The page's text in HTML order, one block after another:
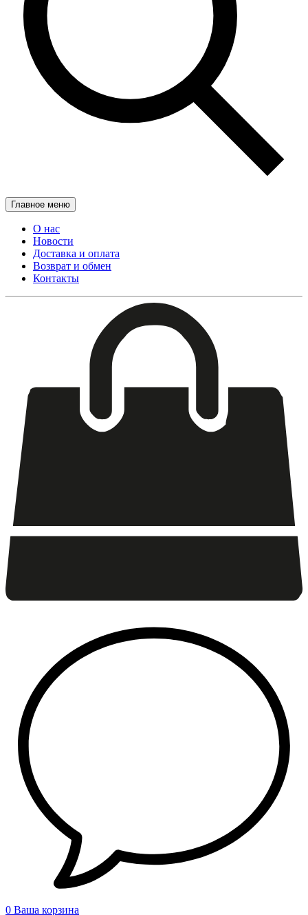
Главное меню
О нас
Новости
Доставка и оплата
Возврат и обмен
Контакты
0 Ваша корзина